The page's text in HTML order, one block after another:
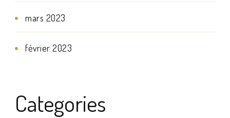
mars 2023
février 2023
Categories